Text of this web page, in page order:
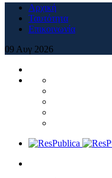
Αρχική
Ταυτότητα
Επικοινωνία
09Αυγ 2026